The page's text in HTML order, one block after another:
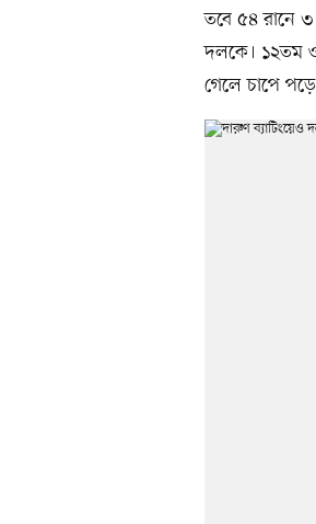
তবে ৫৪ রানে
দলকে। ১২তম
গেলে চাপে